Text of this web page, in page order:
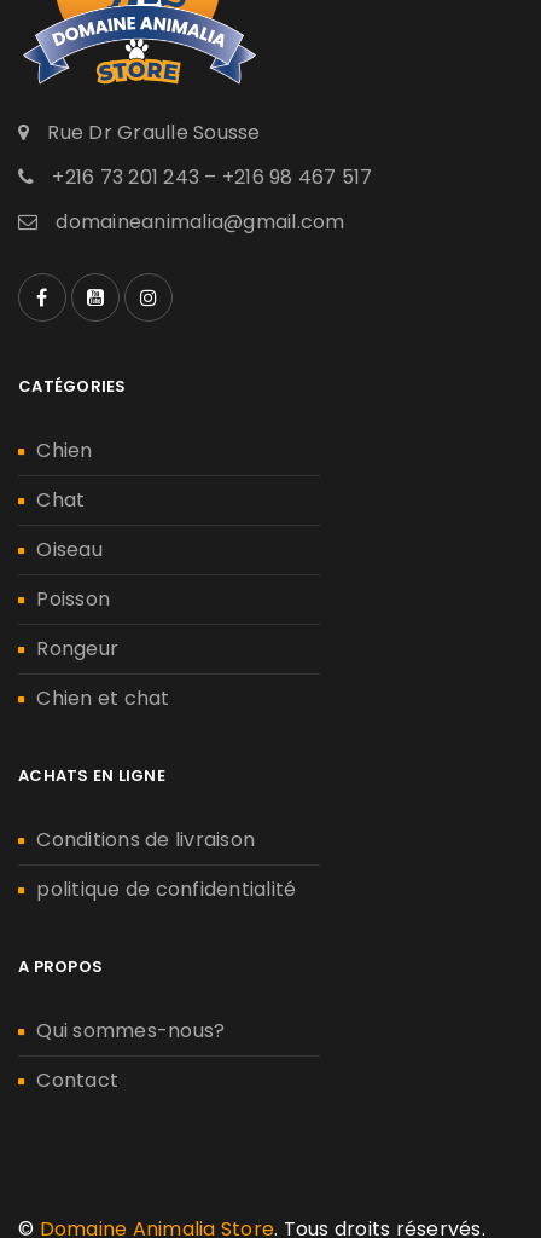
Rue Dr Graulle Sousse
+216 73 201 243 – +216 98 467 517
domaineanimalia@gmail.com
CATÉGORIES
Chien
Chat
Oiseau
Poisson
Rongeur
Chien et chat
ACHATS EN LIGNE
Conditions de livraison
politique de confidentialité
A PROPOS
Qui sommes-nous?
Contact
© Domaine Animalia Store. Tous droits réservés.